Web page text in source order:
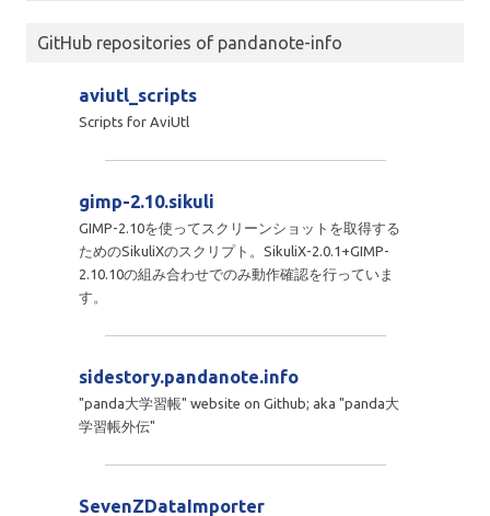
GitHub repositories of pandanote-info
aviutl_scripts
Scripts for AviUtl
gimp-2.10.sikuli
GIMP-2.10を使ってスクリーンショットを取得する
ためのSikuliXのスクリプト。SikuliX-2.0.1+GIMP-
2.10.10の組み合わせでのみ動作確認を行っていま
す。
sidestory.pandanote.info
"panda大学習帳" website on Github; aka "panda大
学習帳外伝"
SevenZDataImporter